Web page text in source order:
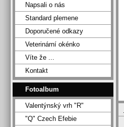
Napsali o nás
Standard plemene
Doporučené odkazy
Veterinární okénko
Víte že ...
Kontakt
Fotoalbum
Valentýnský vrh "R"
"Q" Czech Efebie